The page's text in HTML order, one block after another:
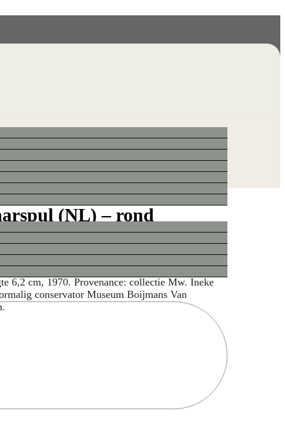
(NL) – rond
– gedraaide en gevormde bol in de vorm van een
6,2 cm, 1970. Provenance: collectie Mw. Ineke
conservator Museum Boijmans Van